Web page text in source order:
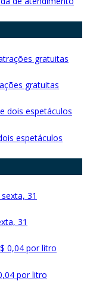
gratuitas
espetáculos
31
por litro